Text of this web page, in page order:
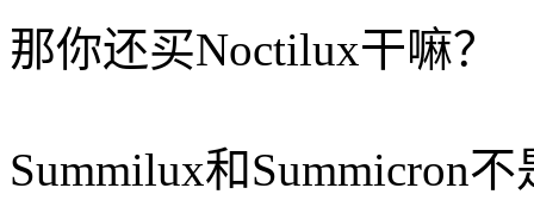
那你还买Noctilux干嘛？
Summilux和Summicron